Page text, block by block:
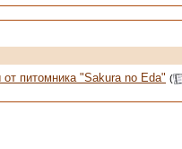
питомника "Sakura no Eda" (